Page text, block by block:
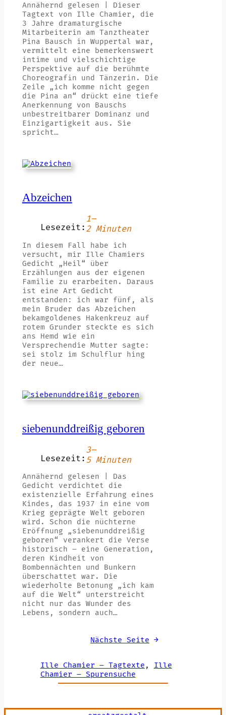
Annähernd gelesen | Dieser
Tagtext von Ille Chamier, die
3 Jahre dramaturgische
Mitarbeiterin am Tanztheater
Pina Bausch in Wuppertal war,
vermittelt eine bemerkenswert
intime und vielschichtige
Perspektive auf die berühmte
Choreografin und Tänzerin. Die
Zeile „ich komme nicht gegen
die Pina an“ drückt eine tiefe
Anerkennung von Bauschs
unbestreitbarer Dominanz und
Einzigartigkeit aus. Sie
spricht…
Abzeichen
Lesezeit:
1–
2 Minuten
In diesem Fall habe ich
versucht, mir Ille Chamiers
Gedicht „Heil“ über
Erzählungen aus der eigenen
Familie zu erarbeiten. Daraus
ist eine Art Gedicht
entstanden: ich war fünf, als
mein Bruder das Abzeichen
bekamgoldenes Hakenkreuz auf
rotem Grunder steckte es sich
ans Hemd wie ein
Versprechendie Mutter sagte:
sei stolz im Schulflur hing
der neue…
siebenunddreißig geboren
Lesezeit:
3–
5 Minuten
Annähernd gelesen | Das
Gedicht verdichtet die
existenzielle Erfahrung eines
Kindes, das 1937 in eine vom
Krieg geprägte Welt geboren
wird. Schon die nüchterne
Eröffnung „siebenunddreißig
geboren“ verankert die Verse
historisch – eine Generation,
deren Kindheit von
Bombennächten und Bunkern
überschattet war. Die
wiederholte Betonung „ich kam
auf die Welt“ unterstreicht
nicht nur das Wunder des
Lebens, sondern auch…
Nächste Seite →
Ille Chamier – Tagtexte , Ille
Chamier – Spurensuche